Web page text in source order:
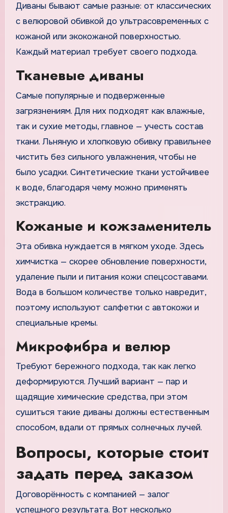
Диваны бывают самые разные: от классических
с велюровой обивкой до ультрасовременных с
кожаной или экокожаной поверхностью.
Каждый материал требует своего подхода.
Тканевые диваны
Самые популярные и подверженные
загрязнениям. Для них подходят как влажные,
так и сухие методы, главное — учесть состав
ткани. Льняную и хлопковую обивку правильнее
чистить без сильного увлажнения, чтобы не
было усадки. Синтетические ткани устойчивее
к воде, благодаря чему можно применять
экстракцию.
Кожаные и кожзаменитель
Эта обивка нуждается в мягком уходе. Здесь
химчистка — скорее обновление поверхности,
удаление пыли и питания кожи спецсоставами.
Вода в большом количестве только навредит,
поэтому используют салфетки с автокожи и
специальные кремы.
Микрофибра и велюр
Требуют бережного подхода, так как легко
деформируются. Лучший вариант — пар и
щадящие химические средства, при этом
сушиться такие диваны должны естественным
способом, вдали от прямых солнечных лучей.
Вопросы, которые стоит
задать перед заказом
Договорённость с компанией — залог
успешного результата. Вот несколько